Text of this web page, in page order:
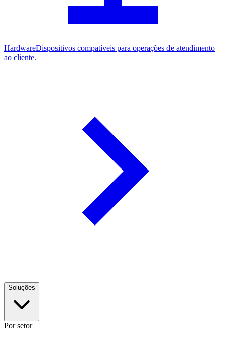
HardwareDispositivos compatíveis para operações de atendimento
ao cliente.
Soluções
Por setor